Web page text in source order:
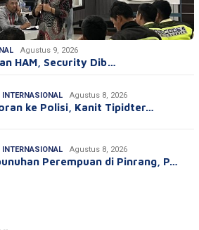
Agustus 9, 2026
HAM, Security Dib…
INTERNASIONAL Agustus 8, 2026
ke Polisi, Kanit Tipidter…
INTERNASIONAL Agustus 8, 2026
Perempuan di Pinrang, P…